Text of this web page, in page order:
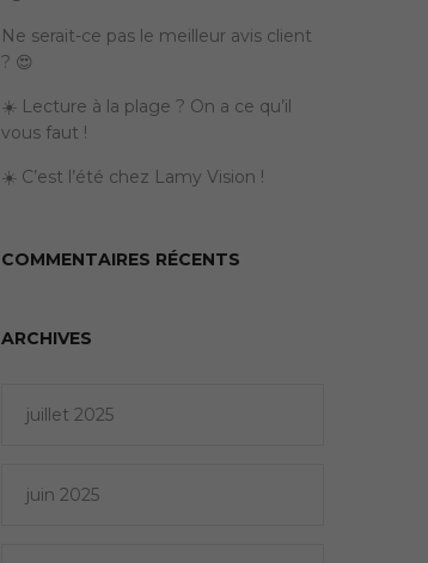
Ne serait-ce pas le meilleur avis client
? 😍
☀️ Lecture à la plage ? On a ce qu’il
vous faut !
☀️ C’est l’été chez Lamy Vision !
COMMENTAIRES RÉCENTS
ARCHIVES
juillet 2025
juin 2025